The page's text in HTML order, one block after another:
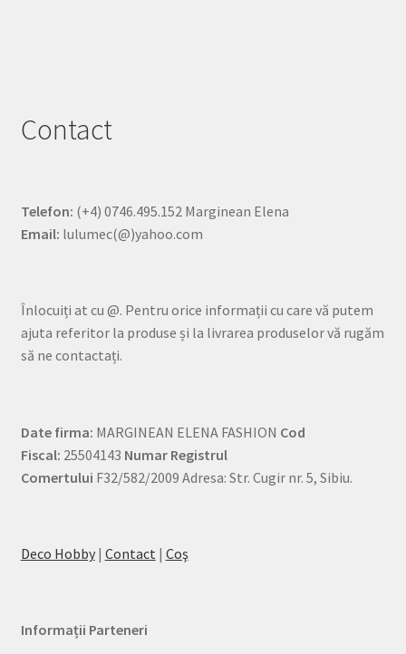
Contact
Telefon: (+4) 0746.495.152 Marginean Elena
Email: lulumec(@)yahoo.com
Înlocuiți at cu @. Pentru orice informații cu care vă putem
ajuta referitor la produse și la livrarea produselor vă rugăm
să ne contactați.
Date firma: MARGINEAN ELENA FASHION Cod
Fiscal: 25504143 Numar Registrul
Comertului F32/582/2009 Adresa: Str. Cugir nr. 5, Sibiu.
Deco Hobby| Contact | Coş
Informații Parteneri